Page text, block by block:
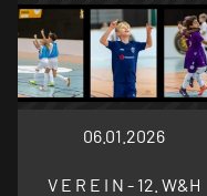
06.01.2026
V E R E I N - 12. W&H